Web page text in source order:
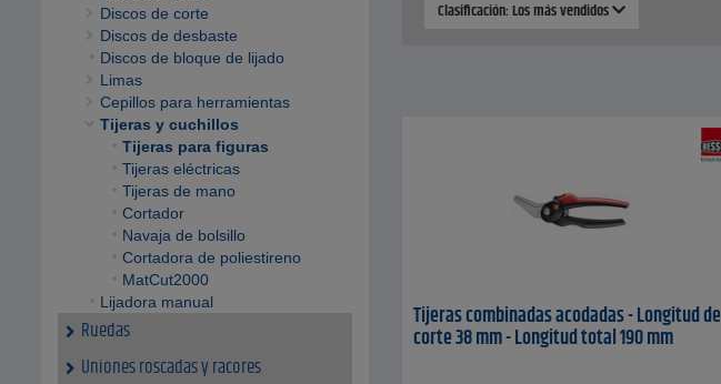
Discos de corte
Discos de desbaste
Discos de bloque de lijado
Limas
Cepillos para herramientas
Tijeras y cuchillos
Tijeras para figuras
Tijeras eléctricas
Tijeras de mano
Cortador
Navaja de bolsillo
Cortadora de poliestireno
MatCut2000
Lijadora manual
Ruedas
Uniones roscadas y racores
Clasificación: Los más vendidos
Tijeras combinadas acodadas - Longitud de
corte 38 mm - Longitud total 190 mm